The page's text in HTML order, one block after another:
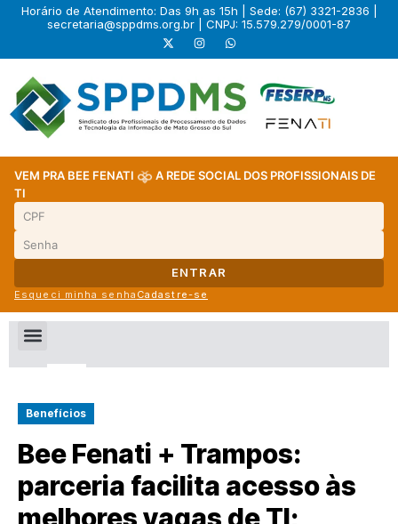
Horário de Atendimento: Das 9h as 15h | Sede: (67) 3321-2836 |
secretaria@sppdms.org.br | CNPJ: 15.579.279/0001-87
VEM PRA BEE FENATI
A REDE SOCIAL DOS PROFISSIONAIS DE
TI
ENTRAR
Esqueci minha senha Cadastre-se
Benefícios
Bee Fenati + Trampos:
parceria facilita acesso às
melhores vagas de TI;